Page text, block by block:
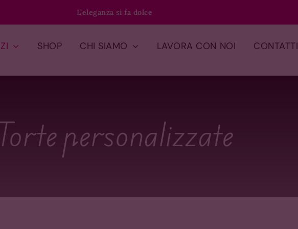
L’eleganza si fa dolce
SHOP CHI SIAMO LAVORA CON NOI CONTATTI
personalizzate